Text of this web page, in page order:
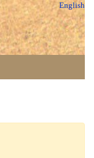
English